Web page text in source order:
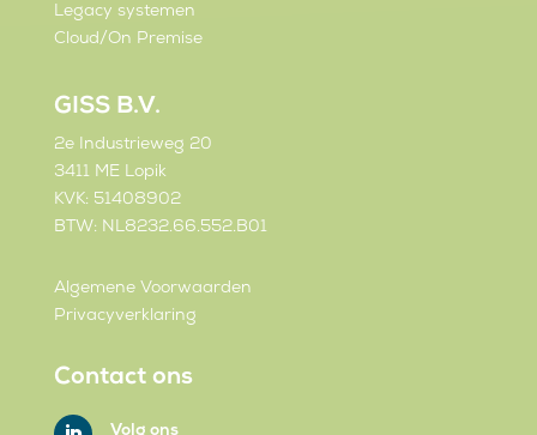
Legacy systemen
Cloud/On Premise
GISS B.V.
2e Industrieweg 20
3411 ME Lopik
KVK: 51408902
BTW: NL8232.66.552.B01
Algemene Voorwaarden
Privacyverklaring
Contact ons